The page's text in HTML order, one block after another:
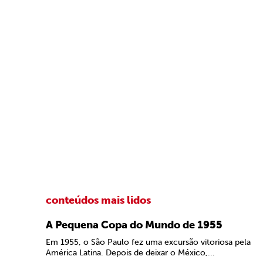
conteúdos mais lidos
A Pequena Copa do Mundo de 1955
Em 1955, o São Paulo fez uma excursão vitoriosa pela
América Latina. Depois de deixar o México,...